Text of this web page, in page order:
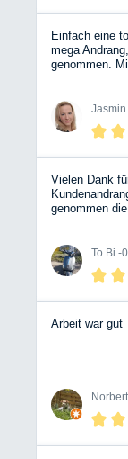
Einfach eine
mega
genommen.
Vielen Dank
genommen
To Bi -
Arbeit war gut